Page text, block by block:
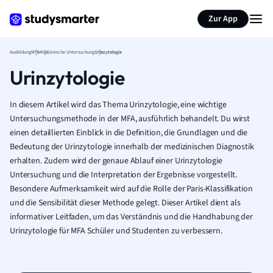
Zur App
AusbildungMFAMedizinische UntersuchungUrinzytologie
Urinzytologie
In diesem Artikel wird das Thema Urinzytologie, eine wichtige
Untersuchungsmethode in der MFA, ausführlich behandelt. Du wirst
einen detaillierten Einblick in die Definition, die Grundlagen und die
Bedeutung der Urinzytologie innerhalb der medizinischen Diagnostik
erhalten. Zudem wird der genaue Ablauf einer Urinzytologie
Untersuchung und die Interpretation der Ergebnisse vorgestellt.
Besondere Aufmerksamkeit wird auf die Rolle der Paris-Klassifikation
und die Sensibilität dieser Methode gelegt. Dieser Artikel dient als
informativer Leitfaden, um das Verständnis und die Handhabung der
Urinzytologie für MFA Schüler und Studenten zu verbessern.